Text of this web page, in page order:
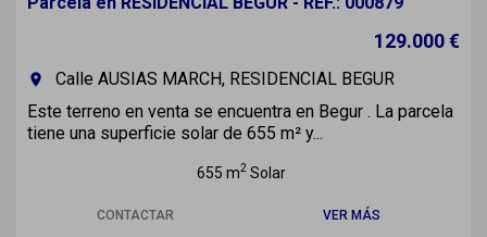
129.000 €
room
Calle AUSIAS MARCH, RESIDENCIAL BEGUR
Este terreno en venta se encuentra en Begur . La parcela
tiene una superficie solar de 655 m² y...
655 m2Solar
CONTACTAR VER MÁS